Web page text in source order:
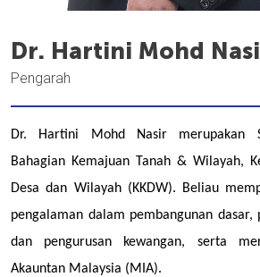
Dr. Hartini Mohd
Pengarah
Dr. Hartini Mohd Nasir merupakan
Bahagian Kemajuan Tanah & Wilayah,
Desa dan Wilayah (KKDW). Beliau
pengalaman dalam pembangunan dasar,
dan pengurusan kewangan, serta
Akauntan Malaysia (MIA).